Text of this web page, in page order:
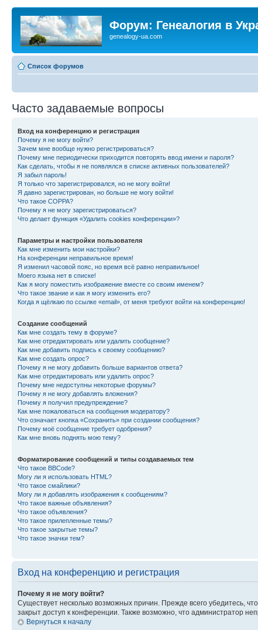
Форум: Генеалогия в
genealogy-ua.com
Список форумов
Часто задаваемые вопросы
Вход на конференцию и регистрация
Почему я не могу войти?
Зачем мне вообще нужно регистрироваться?
Почему мне периодически приходится повторять ввод имени и пароля?
Как сделать, чтобы я не появлялся в списке активных пользователей?
Я забыл пароль!
Я только что зарегистрировался, но не могу войти!
Я давно зарегистрирован, но больше не могу войти!
Что такое COPPA?
Почему я не могу зарегистрироваться?
Что делает функция «Удалить cookies конференции»?
Параметры и настройки пользователя
Как мне изменить мои настройки?
На конференции неправильное время!
Я изменил часовой пояс, но время всё равно неправильное!
Моего языка нет в списке!
Как я могу поместить изображение вместе со своим именем?
Что такое звание и как я могу изменить его?
Когда я щёлкаю по ссылке «email», от меня требуют войти на конференцию!
Создание сообщений
Как мне создать тему в форуме?
Как мне отредактировать или удалить сообщение?
Как мне добавить подпись к своему сообщению?
Как мне создать опрос?
Почему я не могу добавить больше вариантов ответа?
Как мне отредактировать или удалить опрос?
Почему мне недоступны некоторые форумы?
Почему я не могу добавлять вложения?
Почему я получил предупреждение?
Как мне пожаловаться на сообщения модератору?
Что означает кнопка «Сохранить» при создании сообщения?
Почему моё сообщение требует одобрения?
Как мне вновь поднять мою тему?
Форматирование сообщений и типы создаваемых тем
Что такое BBCode?
Могу ли я использовать HTML?
Что такое смайлики?
Могу ли я добавлять изображения к сообщениям?
Что такое важные объявления?
Что такое объявления?
Что такое прилепленные темы?
Что такое закрытые темы?
Что такое значки тем?
Вход на конференцию и регистрация
Почему я не могу войти?
Существует несколько возможных причин. Прежде всего убедитесь,
закрыт доступ к конференции. Также возможно, что администратор
Вернуться к началу